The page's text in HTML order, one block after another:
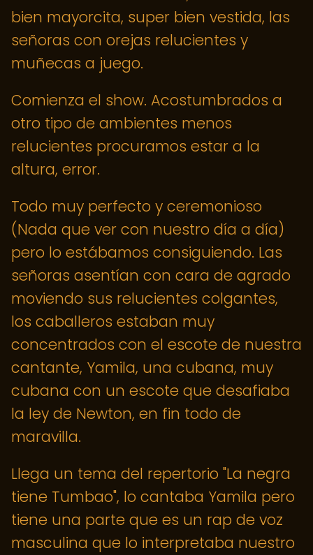
bien mayorcita, super bien vestida, las
señoras con orejas relucientes y
muñecas a juego.
Comienza el show. Acostumbrados a
otro tipo de ambientes menos
relucientes procuramos estar a la
altura, error.
Todo muy perfecto y ceremonioso
(Nada que ver con nuestro día a día)
pero lo estábamos consiguiendo. Las
señoras asentían con cara de agrado
moviendo sus relucientes colgantes,
los caballeros estaban muy
concentrados con el escote de nuestra
cantante, Yamila, una cubana, muy
cubana con un escote que desafiaba
la ley de Newton, en fin todo de
maravilla.
Llega un tema del repertorio "La negra
tiene Tumbao", lo cantaba Yamila pero
tiene una parte que es un rap de voz
masculina que lo interpretaba nuestro